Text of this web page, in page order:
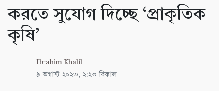
করতে সুযোগ দিচ্ছে ‘প্রাকৃতিক
কৃষি’
Ibrahim Khalil
৯ অগাস্ট ২০২৩, ২:২৩ বিকাল